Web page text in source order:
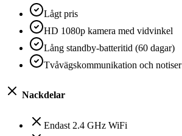
Lågt pris
HD 1080p kamera med vidvinkel
Lång standby-batteritid (60 dagar)
Tvåvägskommunikation och notiser
Nackdelar
Endast 2.4 GHz WiFi